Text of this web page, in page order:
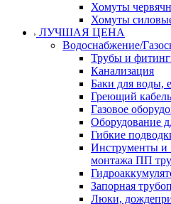
Хомуты
Хомуты
ЛУЧШАЯ ЦЕНА
Водоснабжение/
Трубы и
Канализация
Баки для воды,
Греющий кабель
Газовое
Оборудование
Гибкие
Инструменты и
монтажа ПП
Запорная
Люки,